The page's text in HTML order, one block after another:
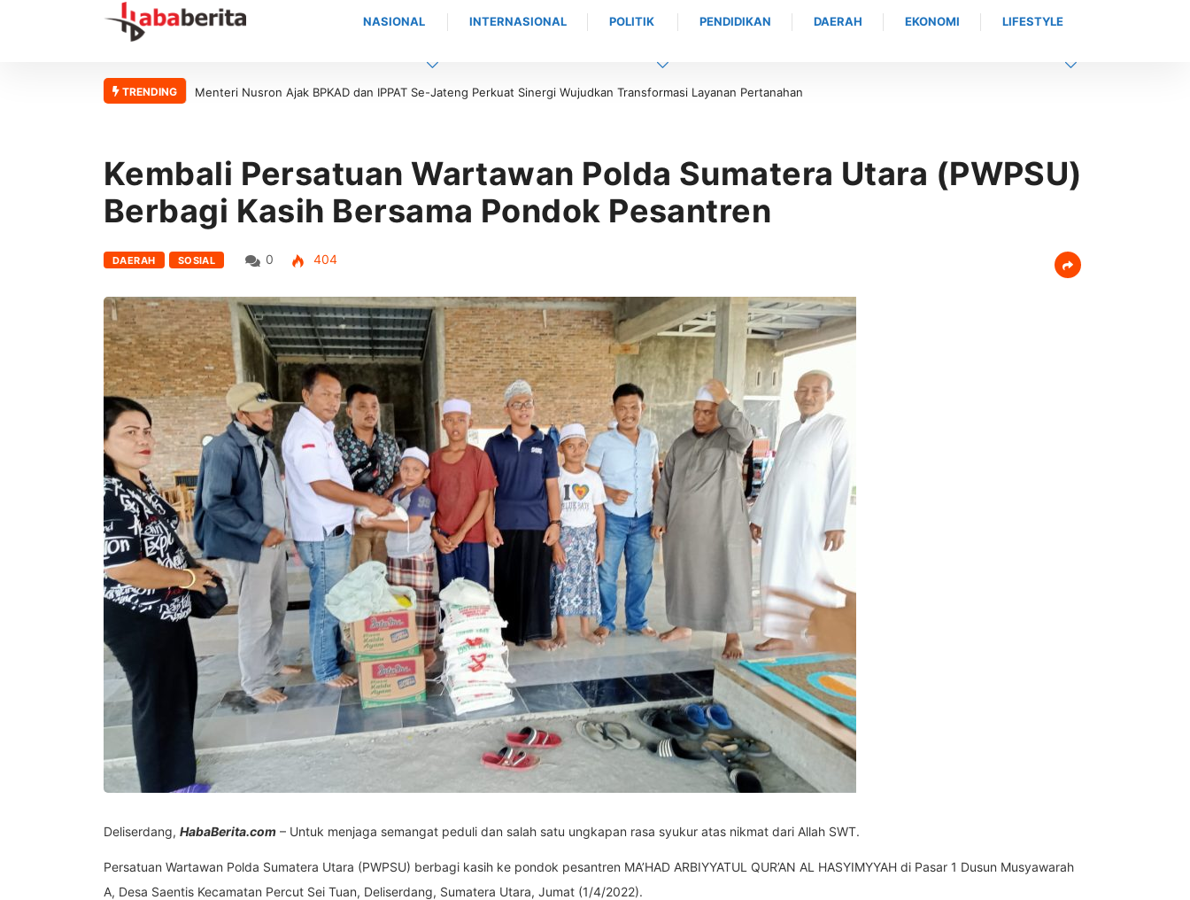
NASIONAL INTERNASIONAL POLITIK PENDIDIKAN DAERAH EKONOMI LIFESTYLE
TRENDING
Menteri Nusron Ajak BPKAD dan IPPAT Se-Jateng Perkuat Sinergi Wujudkan Transformasi Layanan PertanahanKapolda Aceh Tutup Pembinaan Tradisi dan Pembaretan 65 Bintara Remaja Satbrimob Polda Aceh
Kembali Persatuan Wartawan Polda Sumatera Utara (PWPSU)
Berbagi Kasih Bersama Pondok Pesantren
DAERAH SOSIAL 0 404
Deliserdang, HabaBerita.com – Untuk menjaga semangat peduli dan salah satu ungkapan rasa syukur atas nikmat dari Allah SWT.
Persatuan Wartawan Polda Sumatera Utara (PWPSU) berbagi kasih ke pondok pesantren MA’HAD ARBIYYATUL QUR’AN AL HASYIMYYAH di Pasar 1 Dusun Musyawarah
A, Desa Saentis Kecamatan Percut Sei Tuan, Deliserdang, Sumatera Utara, Jumat (1/4/2022).